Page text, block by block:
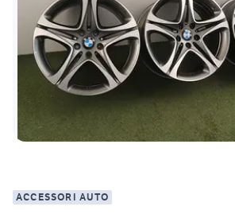
ACCESSORI AUTO